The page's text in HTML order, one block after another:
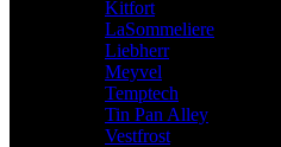
Kitfort
LaSommeliere
Liebherr
Meyvel
Temptech
Tin Pan Alley
Vestfrost